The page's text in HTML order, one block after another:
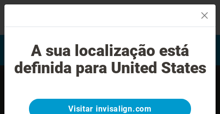
Avaliação do sorriso
Encontrar um Invisalign
provider
A sua localização está
definida para United States
Visitar invisalign.com